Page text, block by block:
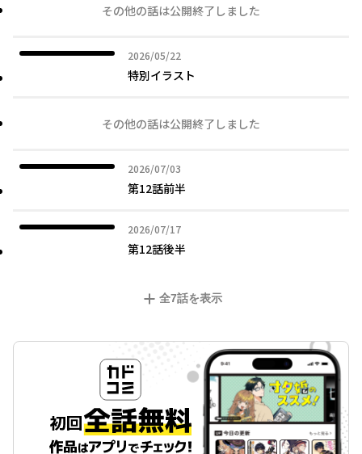
その他の話は公開終了しました
2026/05/22
2026年05月22日
特別イラスト
その他の話は公開終了しました
2026/07/03
2026年07月03日
第12話前半
2026/07/17
2026年07月17日
第12話後半
全7話を表示